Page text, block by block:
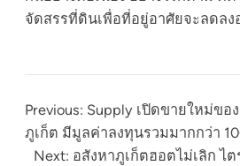
จัดสรรที่ดินเพื่อที่อยู่อาศัยจะลดลง
Previous: Supply เปิดขายใหม่ขอ
ภูเก็ต มีมูลค่าลงทุนรวมมากกว่า
Next: อสังหาภูเก็ตฮอตไม่เลิก ไ